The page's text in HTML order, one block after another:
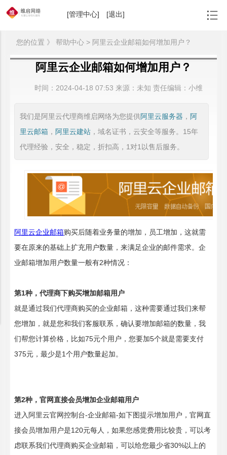
[管理中心] [退出]
您的位置 》 帮助中心 > 阿里云企业邮箱如何增加用户？
阿里云企业邮箱如何增加用户？
时间： 2024-04-18 07:53 来源： 未知 责任编辑：小维
我们是阿里云代理商维启网络为您提供阿里云服务器 ， 阿
里云邮箱 ， 阿里云建站 ，域名证书，云安全等服务。15年
代理经验，安全，稳定，折扣高，1对1以售后服务。
阿里云企业邮箱购买后随着业务量的增加，员工增加，这就需
要在原来的基础上扩充用户数量，来满足企业的邮件需求。企
业邮箱增加用户数量一般有2种情况：
第1种，代理商下购买增加邮箱用户
就是通过我们代理商购买的企业邮箱，这种需要通过我们来帮
您增加，就是您和我们客服联系，确认要增加邮箱的数量，我
们帮您计算价格，比如75元个用户，您要加5个就是需要支付
375元，最少是1个用户数量起加。
第2种，官网直接会员增加企业邮箱用户
进入阿里云官网控制台-企业邮箱-如下图提示增加用户，官网直
接会员增加用户是120元每人，如果您感觉费用比较贵，可以考
虑联系我们代理商购买企业邮箱，可以给您最少省30%以上的